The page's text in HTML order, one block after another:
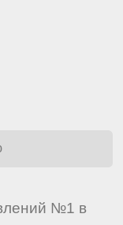
№1 в